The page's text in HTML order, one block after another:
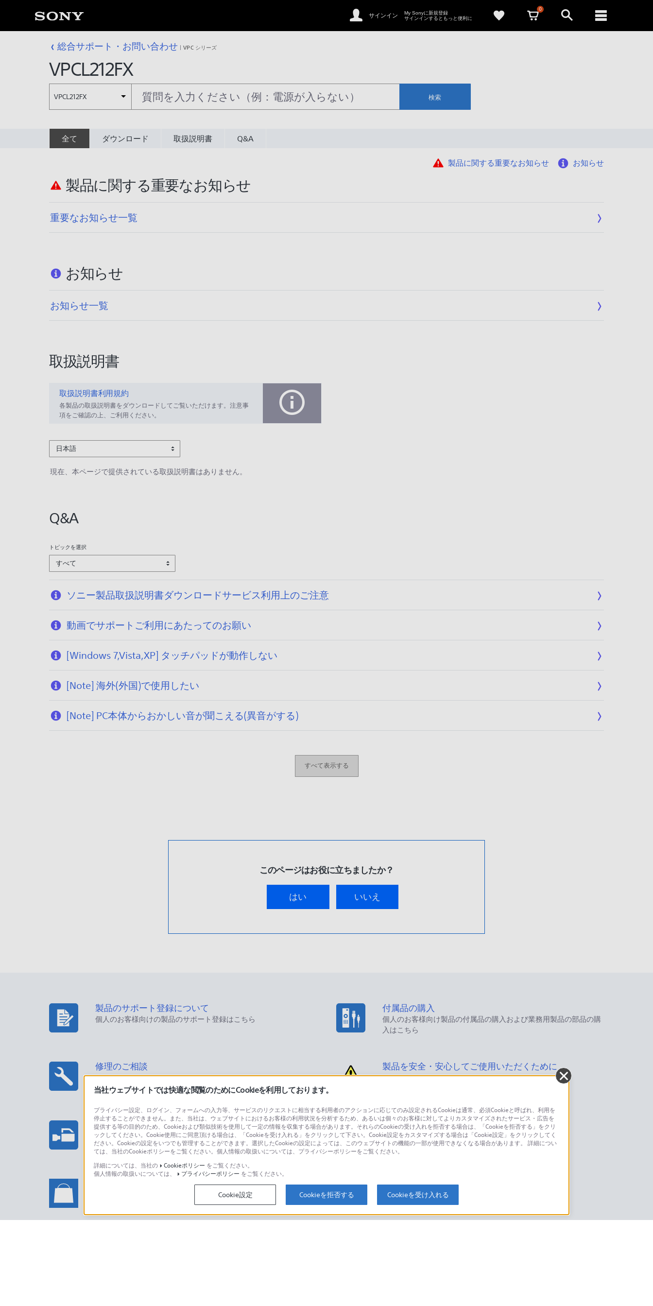
サインイン
My Sonyに新規登録
サインインするともっと便利に
0
総合サポート・お問い合わせ VPC シリーズ
VPCL212FX
VPCL212FX 検索
全て ダウンロード 取扱説明書 Q&A
製品に関する重要なお知らせ お知らせ
製品に関する重要なお知らせ
重要なお知らせ一覧
お知らせ
お知らせ一覧
取扱説明書
取扱説明書利用規約
各製品の取扱説明書をダウンロードしてご覧いただけます。注意事
項をご確認の上、ご利用ください。
日本語
現在、本ページで提供されている取扱説明書はありません。
Q&A
トピックを選択
すべて
ソニー製品取扱説明書ダウンロードサービス利用上のご注意
動画でサポートご利用にあたってのお願い
[Windows 7,Vista,XP] タッチパッドが動作しない
[Note] 海外(外国)で使用したい
[Note] PC本体からおかしい音が聞こえる(異音がする)
すべて表示する
このページはお役に立ちましたか？
はい いいえ
製品のサポート登録について
個人のお客様向けの製品のサポート登録はこちら
付属品の購入
個人のお客様向け製品の付属品の購入および業務用製品の部品の購
入はこちら
修理のご相談 製品を安全・安心してご使用いただくために
プロフェッショナル/業務用製品に関するお問い合わせ
法人のお客様はこちら
製品に関するお問い合わせ
個人のお客様はこちら
ソニーストアでのお買い物に関するご利用ガイド・お問
ソニーストアのご利用方法・サービスに関してのご案内はこちら
海外仕様製品
オーバーシーズモデルに関してのご案内はこちら
当社ウェブサイトでは快適な閲覧のためにCookieを利用しております。
プライバシー設定、ログイン、フォームへの入力等、サービスのリクエストに相当する利用者のアクションに応じてのみ設定されるCookieは通常、必須Cookieと呼ばれ、利用を
停止することができません。また、当社は、ウェブサイトにおけるお客様の利用状況を分析するため、あるいは個々のお客様に対してよりカスタマイズされたサービス・広告を
提供する等の目的のため、Cookieおよび類似技術を使用して一定の情報を収集する場合があります。それらのCookieの受け入れを拒否する場合は、「Cookieを拒否する」をクリ
ックしてください。Cookie使用にご同意頂ける場合は、「Cookieを受け入れる」をクリックして下さい。Cookie設定をカスタマイズする場合は「Cookie設定」をクリックしてく
ださい。Cookieの設定をいつでも管理することができます。選択したCookieの設定によっては、このウェブサイトの機能の一部が使用できなくなる場合があります。 詳細につい
ては、当社のCookieポリシーをご覧ください。個人情報の取扱いについては、プライバシーポリシーをご覧ください。
詳細については、当社の
Cookieポリシー をご覧ください。
個人情報の取扱いについては、
プライバシーポリシー をご覧ください。
Cookie設定 Cookieを拒否する Cookieを受け入れる